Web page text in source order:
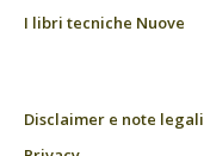
I libri tecniche Nuove
Disclaimer e note legali